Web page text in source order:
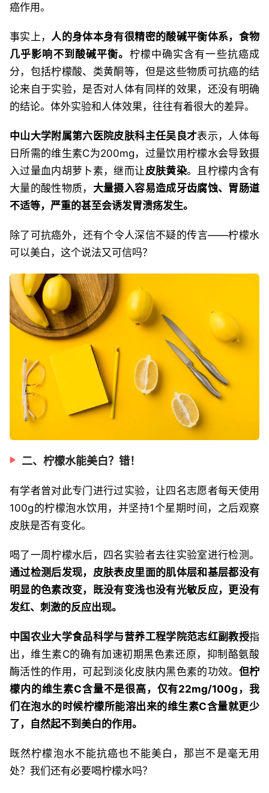
癌作用。
事实上， 人的身体本身有很精密的酸碱平衡体系，食物
几乎影响不到酸碱平衡。 柠檬中确实含有一些抗癌成
分，包括柠檬酸、类黄酮等，但是这些物质可抗癌的结
论来自于实验，是否对人体有同样的效果，还没有明确
的结论。体外实验和人体效果，往往有着很大的差异。
中山大学附属第六医院皮肤科主任吴良才表示，人体每
日所需的维生素C为200mg，过量饮用柠檬水会导致摄
入过量血内胡萝卜素，继而让 皮肤黄染。且柠檬内含有
大量的酸性物质， 大量摄入容易造成牙齿腐蚀、胃肠道
不适等，严重的甚至会诱发胃溃疡发生。
除了可抗癌外，还有个令人深信不疑的传言——柠檬水
可以美白，这个说法又可信吗？
二、柠檬水能美白？错！
有学者曾对此专门进行过实验，让四名志愿者每天使用
100g的柠檬泡水饮用，并坚持1个星期时间，之后观察
皮肤是否有变化。
喝了一周柠檬水后，四名实验者去往实验室进行检测。
通过检测后发现，皮肤表皮里面的肌体层和基层都没有
明显的色素改变，既没有变浅也没有光敏反应，更没有
发红、刺激的反应出现。
中国农业大学食品科学与营养工程学院范志红副教授指
出，维生素C的确有加速初期黑色素还原，抑制酪氨酸
酶活性的作用，可起到淡化皮肤内黑色素的功效。 但柠
檬内的维生素C含量不是很高，仅有22mg/100g，我
们在泡水的时候柠檬所能溶出来的维生素C含量就更少
了，自然起不到美白的作用。
既然柠檬泡水不能抗癌也不能美白，那岂不是毫无用
处？我们还有必要喝柠檬水吗？